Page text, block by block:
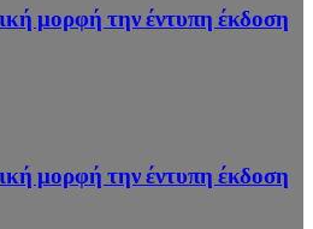
μορφή την έντυπη έκδοση
μορφή την έντυπη έκδοση